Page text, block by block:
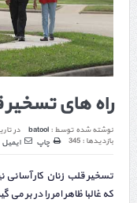
راه های
نوشته شده توسط : batool در
بازدیدها : 345
چاپ ایمیل
تسخیر قلب زنان کار
که غالبا ظاهر امر را در بر